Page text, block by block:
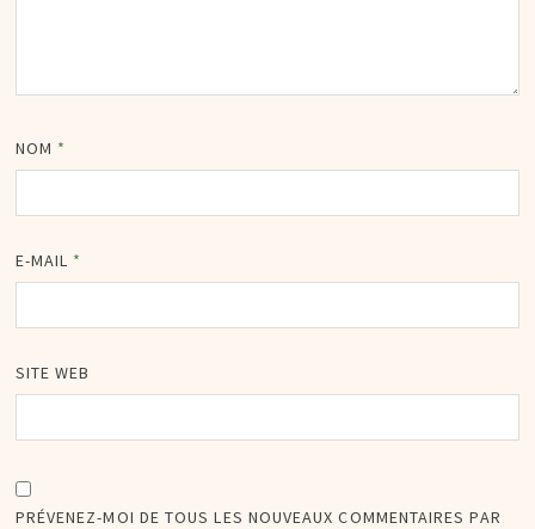
NOM *
E-MAIL *
SITE WEB
PRÉVENEZ-MOI DE TOUS LES NOUVEAUX COMMENTAIRES PAR